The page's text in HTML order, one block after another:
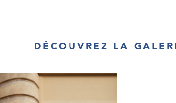
DÉCOUVREZ LA